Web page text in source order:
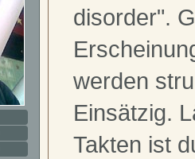
disorder".
werden
Einsätzig.
Takten ist